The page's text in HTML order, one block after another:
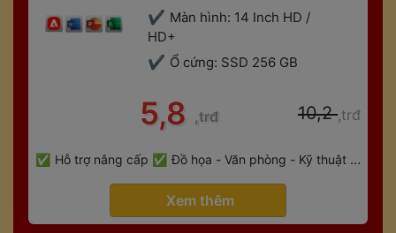
Màn hình: 14 Inch HD /
HD+
Ổ cứng: SSD 256 GB
5,8 ,trđ 10,2 ,trđ
Hỗ trợ nâng cấp
Đồ họa - Văn phòng - Kỹ thuật -
Xem thêm